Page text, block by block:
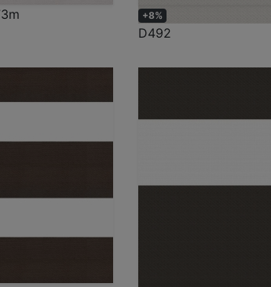
+8%
D492